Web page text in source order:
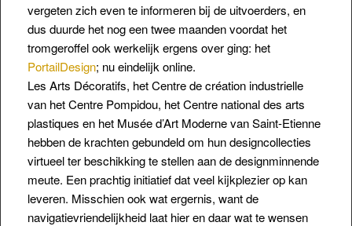
vergeten zich even te informeren bij de uitvoerders, en
dus duurde het nog een twee maanden voordat het
tromgeroffel ook werkelijk ergens over ging: het
PortailDesign; nu eindelijk online.
Les Arts Décoratifs, het Centre de création industrielle
van het Centre Pompidou, het Centre national des arts
plastiques en het Musée d’Art Moderne van Saint-Etienne
hebben de krachten gebundeld om hun designcollecties
virtueel ter beschikking te stellen aan de designminnende
meute. Een prachtig initiatief dat veel kijkplezier op kan
leveren. Misschien ook wat ergernis, wantde
navigatievriendelijkheid laat hier en daar wat te wensen